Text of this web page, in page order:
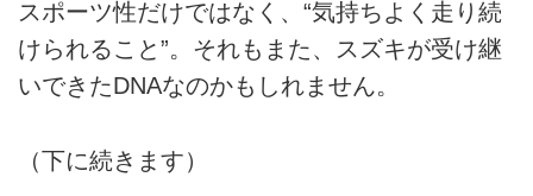
スポーツ性だけではなく、“気持ちよく走り続
けられること”。それもまた、スズキが受け継
いできたDNAなのかもしれません。
（下に続きます）